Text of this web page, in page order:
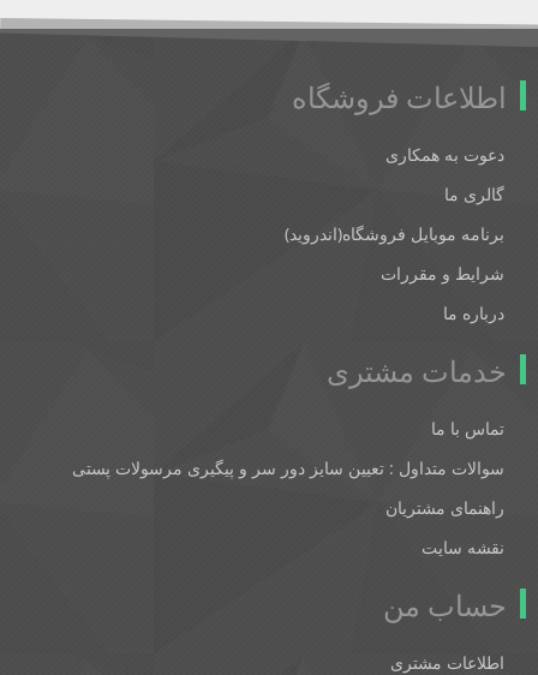
اطلاعات فروشگاه
دعوت به همکاری
گالری ما
برنامه موبایل فروشگاه(اندروید)
شرایط و مقررات
درباره ما
خدمات مشتری
تماس با ما
سوالات متداول : تعیین سایز دور سر و پیگیری مرسولات پستی
راهنمای مشتریان
نقشه سایت
حساب من
اطلاعات مشتری